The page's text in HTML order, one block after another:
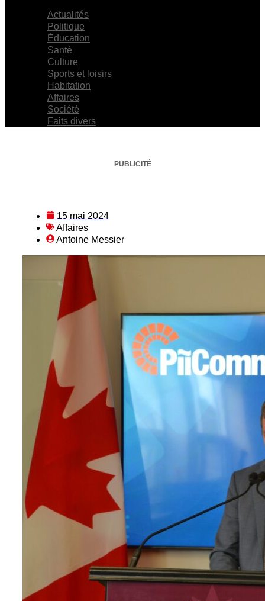
Actualités
Politique
Éducation
Santé
Culture
Sports et loisirs
Habitation
Affaires
Société
Faits divers
PUBLICITÉ
15 mai 2024
Affaires
Antoine Messier